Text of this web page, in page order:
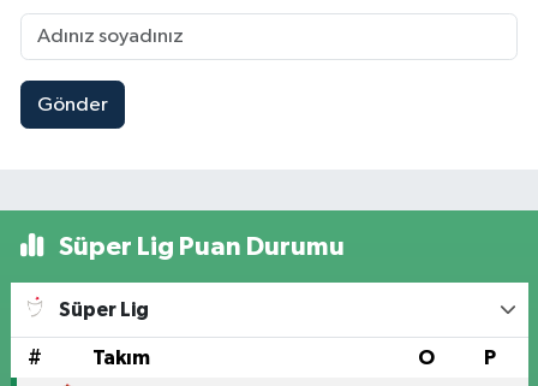
Gönder
Süper Lig Puan Durumu
Süper Lig
# Takım O P